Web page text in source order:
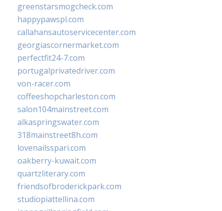
greenstarsmogcheck.com
happypawspl.com
callahansautoservicecenter.com
georgiascornermarket.com
perfectfit24-7.com
portugalprivatedriver.com
von-racer.com
coffeeshopcharleston.com
salon104mainstreet.com
alkaspringswater.com
318mainstreet8h.com
lovenailsspari.com
oakberry-kuwait.com
quartzliterary.com
friendsofbroderickpark.com
studiopiattellina.com